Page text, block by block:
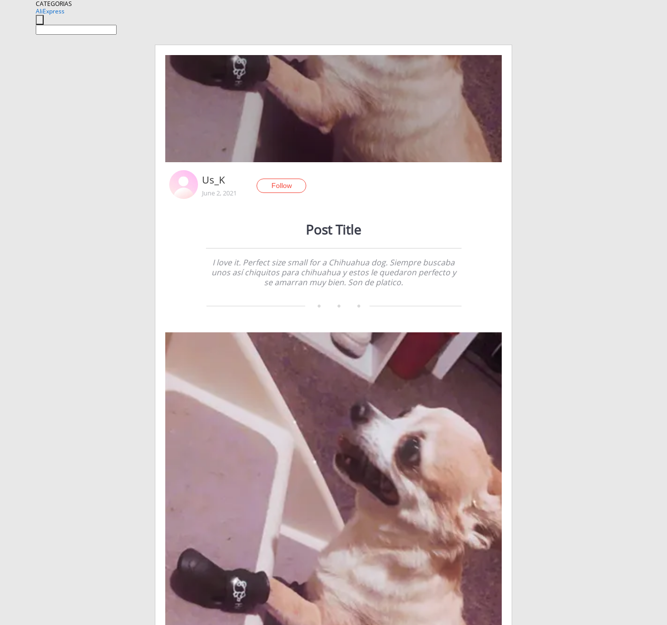
CATEGORIAS
AliExpress
Us_K
June 2, 2021
Follow
Post Title
I love it. Perfect size small for a Chihuahua dog. Siempre buscaba
unos así chiquitos para chihuahua y estos le quedaron perfecto y
se amarran muy bien. Son de platico.